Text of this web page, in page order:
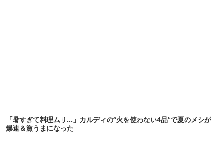
「暑すぎて料理ムリ…」カルディの“火を使わない4品”で夏のメシが
爆速＆激うまになった